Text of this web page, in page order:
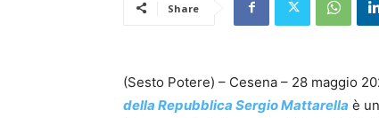
Share
(Sesto Potere) – Cesena – 28 maggio
della Repubblica Sergio Mattarella è